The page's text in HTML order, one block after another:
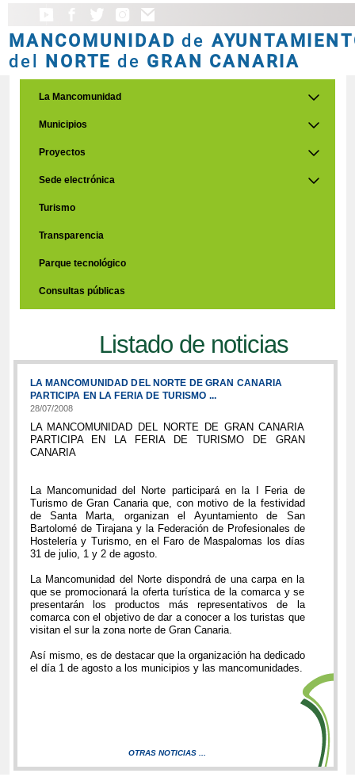
MANCOMUNIDAD de
del NORTE de GRAN CANARIA
La Mancomunidad
Municipios
Proyectos
Sede electrónica
Turismo
Transparencia
Parque tecnológico
Consultas públicas
Listado de noticias
LA MANCOMUNIDAD DEL NORTE DE GRAN CANARIA
PARTICIPA EN LA FERIA DE TURISMO ...
28/07/2008
LA MANCOMUNIDAD DEL NORTE DE GRAN CANARIA
PARTICIPA EN LA FERIA DE TURISMO DE GRAN
CANARIA
La Mancomunidad del Norte participará en la I Feria de
Turismo de Gran Canaria que, con motivo de la festividad
de Santa Marta, organizan el Ayuntamiento de San
Bartolomé de Tirajana y la Federación de Profesionales de
Hostelería y Turismo, en el Faro de Maspalomas los días
31 de julio, 1 y 2 de agosto.
La Mancomunidad del Norte dispondrá de una carpa en la
que se promocionará la oferta turística de la comarca y se
presentarán los productos más representativos de la
comarca con el objetivo de dar a conocer a los turistas que
visitan el sur la zona norte de Gran Canaria.
Así mismo, es de destacar que la organización ha dedicado
el día 1 de agosto a los municipios y las mancomunidades.
OTRAS NOTICIAS ...